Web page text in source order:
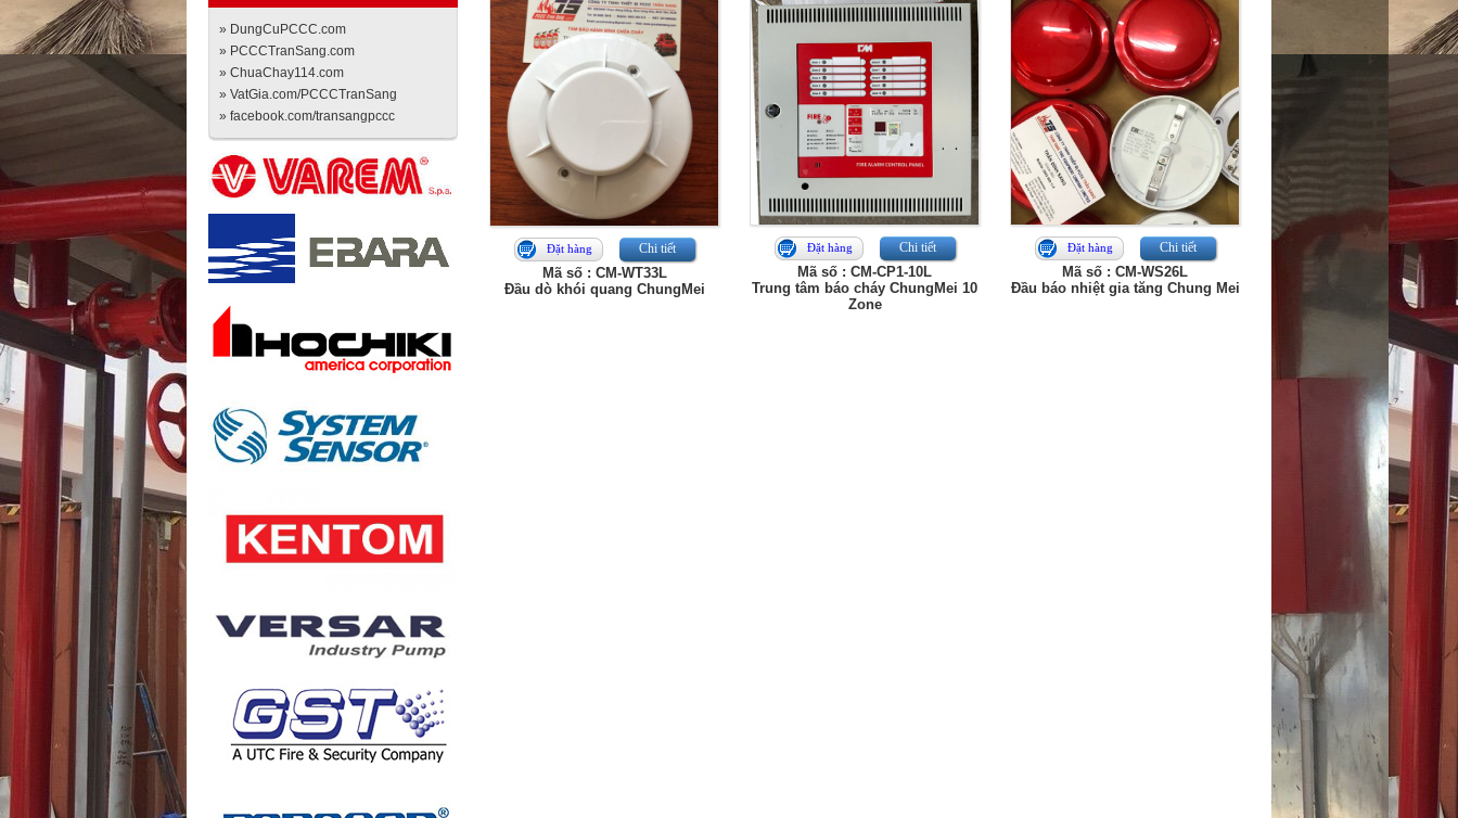
» DungCuPCCC.com
» PCCCTranSang.com
» ChuaChay114.com
» VatGia.com/PCCCTranSang
» facebook.com/transangpccc
Đặt hàng Chi tiết
Mã số : CM-WT33L
Đầu dò khói quang ChungMei
Đặt hàng Chi tiết
Mã số : CM-CP1-10L
Trung tâm báo cháy ChungMei 10
Zone
Đặt hàng Chi tiết
Mã số : CM-WS26L
Đầu báo nhiệt gia tăng Chung Mei